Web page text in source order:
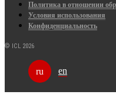
Политика в отношении
Условия использования
Конфиденциальность
© ICL 2026
ru en